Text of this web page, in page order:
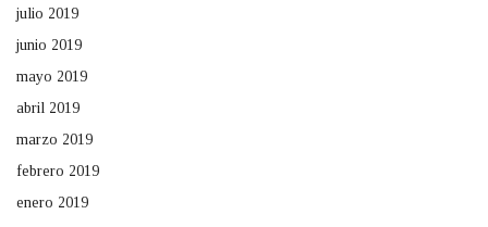
julio 2019
junio 2019
mayo 2019
abril 2019
marzo 2019
febrero 2019
enero 2019